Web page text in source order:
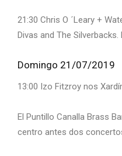
21:30 Chris O ´Leary +
Divas and The
Domingo 21/07/2019
13:00 Izo Fitzroy nos
El Puntillo Canalla Brass
centro antes dos